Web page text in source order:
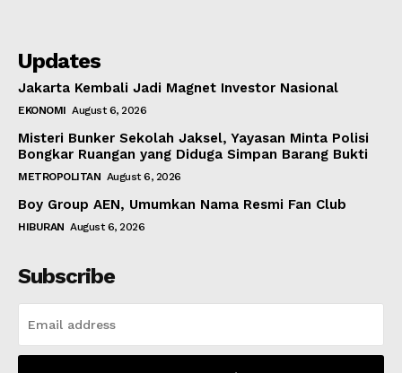
Updates
Jakarta Kembali Jadi Magnet Investor Nasional
EKONOMI August 6, 2026
Misteri Bunker Sekolah Jaksel, Yayasan Minta Polisi
Bongkar Ruangan yang Diduga Simpan Barang Bukti
METROPOLITAN August 6, 2026
Boy Group AEN, Umumkan Nama Resmi Fan Club
HIBURAN August 6, 2026
Subscribe